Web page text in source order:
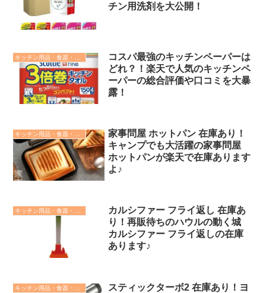
チン用洗剤を大公開！
コスパ最強のキッチンペーパーは
どれ？！楽天で人気のキッチンペ
ーパーの総合評価や口コミを大暴
露！
キッチン用品・食器・調理器具
家事問屋 ホットパン 在庫あり！
キャンプでも大活躍の家事問屋
ホットパンが楽天で在庫あります
よ♪
キッチン用品・食器・調理器具
カルシファー フライ返し 在庫あ
り！再販待ちのハウルの動く城
カルシファー フライ返しの在庫
あります♪
スティックターボ2 在庫あり！ヨ